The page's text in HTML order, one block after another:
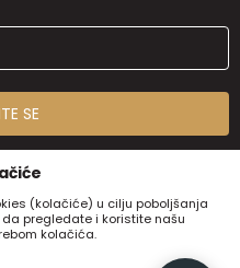
SE
(kolačiće) u cilju poboljšanja
pregledate i koristite našu
kolačića.